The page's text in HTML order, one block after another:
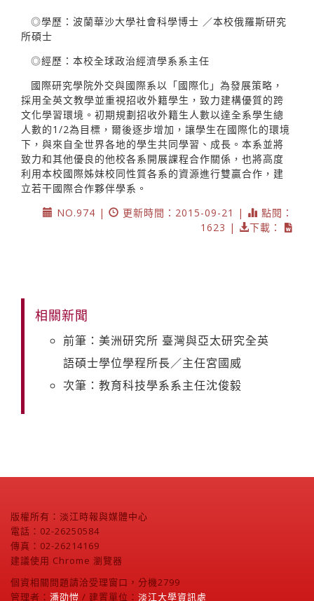
◎學歷：波蘭華沙大學社會科學博士 ／本校俄羅斯研究
所碩士
◎經歷：本校全球政治經濟學系系主任
國際研究學院外交與國際系以「國際化」為發展策略，
採用全英文教學並重視招收外籍學生，致力建構優質的跨
文化學習環境。初期規劃招收外籍生人數以達全系學生總
人數的1/2為目標，爾後逐步增加，讓學生在國際化的環境
下，與來自全世界各地的學生共同學習、成長。本系並將
致力和其他優良的他校各系開展課程合作關係，也將高度
利用本校國際姊妹校同性質各系的資源進行雙贏合作，建
立若干國際合作夥伴學系。
NO.974 |
更新時間：2015-09-21 |
點閱：
1623 |
下載：
相關新聞
前筆：美洲研究所 臺灣與亞太研究全英
語碩士學位學程所長／主任宮國威
次筆：教育科技學系系主任沈俊毅
版權所有：淡江時報與媒體中心
電話：02-26250584
傳真：02-26214169
建議使用 Chrome 瀏覽器
個資相關問題請洽受理窗口，分機2799
管理者： 潘劭愷 / 建置單位： 淡江大學資訊處